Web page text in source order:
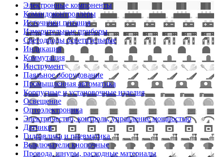
Электронные компоненты
Командоконтроллеры
Источники питания
Измерительные приборы
Светодиоды осветительные
Индикация
Коммутация
Инструмент
Паяльное оборудование
Промышленная автоматика
Корпусные и установочные изделия
Освещение
Оптоэлектроника
Электричество, контроль, управление мощностью
Датчики
Гидравлика и пневматика
Выключатели кнопочные
Провода, шнуры, расходные материалы